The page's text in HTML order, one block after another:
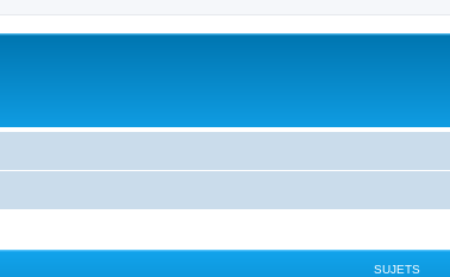
SUJETS